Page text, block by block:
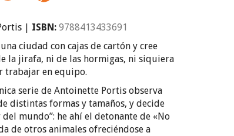
| ISBN: 9788413433691
ciudad con cajas de cartón y cree
la jirafa, ni de las hormigas, ni siquiera
trabajar en equipo.
serie de Antoinette Portis observa
distintas formas y tamaños, y decide
mundo”: he ahí el detonante de «No
de otros animales ofreciéndose a